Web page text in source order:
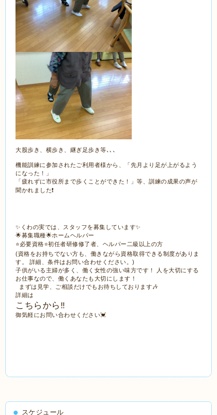
大股歩き、横歩き、継ぎ足歩き等､､､
機能訓練に参加されたご利用者様から、「先月より足が上がるよう
になった！」
「疲れずに市役所まで歩くことができた！」等、訓練の成果の声が
聞かれました❗️
✨くわの実では、スタッフを募集しています✨
🌟募集職種🌟ホームヘルパー
⭐️必要資格⭐️初任者研修修了者、ヘルパー二級以上の方
(資格をお持ちでない方も、働きながら資格取得できる制度がありま
す。 詳細、条件はお問い合わせください。)
子供がいる主婦が多く、働く女性の強い味方です！ 人を大切にする
お仕事なので、働くあなたも大切にします！
まずは見学、ご相談だけでもお待ちしております🎶
詳細は
こちらから‼️
御気軽にお問い合わせください💓
スケジュール